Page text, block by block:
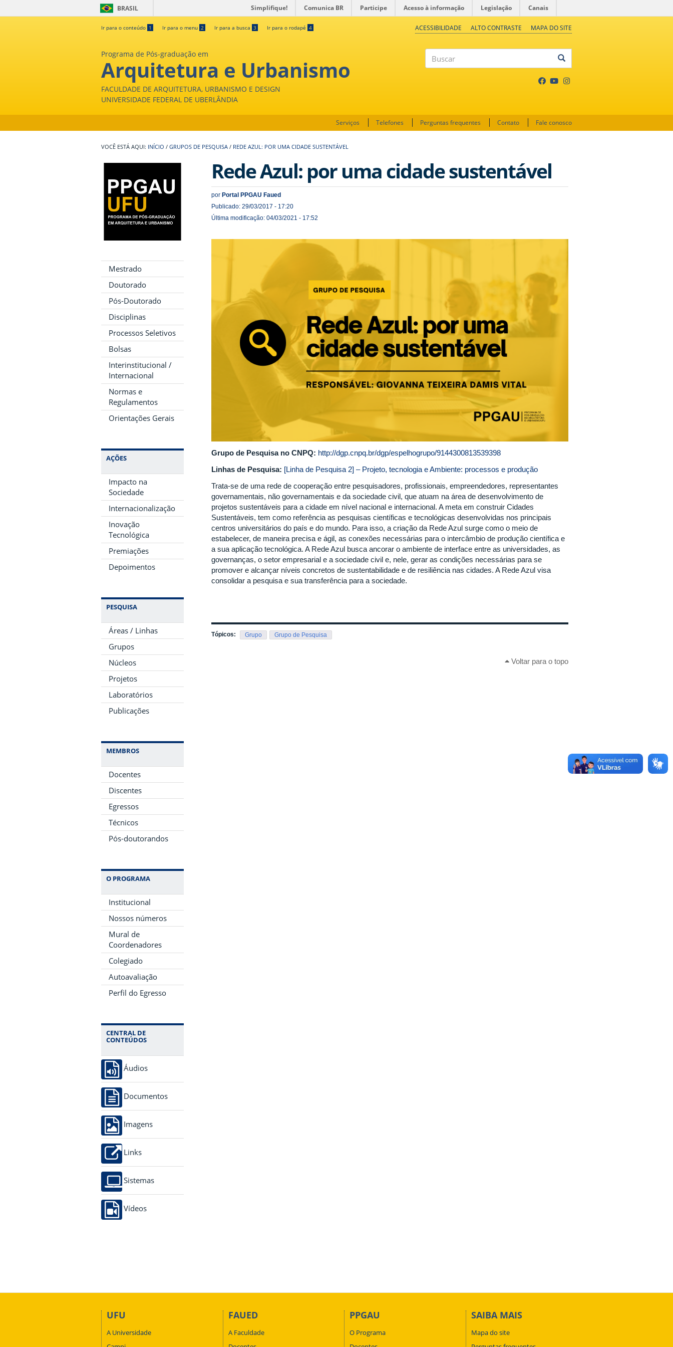
BRASIL Simplifique! Comunica BR Participe Acesso à informação Legislação Canais
Ir para o conteúdo 1 Ir para o menu 2 Ir para a busca 3 Ir para o rodapé 4 ACESSIBILIDADE ALTO CONTRASTE MAPA DO SITE
Programa de Pós-graduação em
Arquitetura e Urbanismo
FACULDADE DE ARQUITETURA, URBANISMO E DESIGN
UNIVERSIDADE FEDERAL DE UBERLÂNDIA
Serviços Telefones Perguntas frequentes Contato Fale conosco
INÍCIO / GRUPOS DE PESQUISA / REDE AZUL: POR UMA CIDADE SUSTENTÁVEL
Mestrado
Doutorado
Pós-Doutorado
Disciplinas
Processos Seletivos
Bolsas
Interinstitucional /
Internacional
Normas e
Regulamentos
Orientações Gerais
AÇÕES
Impacto na
Sociedade
Internacionalização
Inovação
Tecnológica
Premiações
Depoimentos
PESQUISA
Áreas / Linhas
Grupos
Núcleos
Projetos
Laboratórios
Publicações
MEMBROS
Docentes
Discentes
Egressos
Técnicos
Pós-doutorandos
O PROGRAMA
Institucional
Nossos números
Mural de
Coordenadores
Colegiado
Autoavaliação
Perfil do Egresso
CENTRAL DE
CONTEÚDOS
Áudios
Documentos
Imagens
Links
Sistemas
Vídeos
Rede Azul: por uma cidade sustentável
por Portal PPGAU Faued
Publicado: 29/03/2017 - 17:20
Última modificação: 04/03/2021 - 17:52
Grupo de Pesquisa no CNPQ: http://dgp.cnpq.br/dgp/espelhogrupo/9144300813539398
Linhas de Pesquisa: [Linha de Pesquisa 2] – Projeto, tecnologia e Ambiente: processos e produção
Trata-se de uma rede de cooperação entre pesquisadores, profissionais, empreendedores, representantes
governamentais, não governamentais e da sociedade civil, que atuam na área de desenvolvimento de
projetos sustentáveis para a cidade em nível nacional e internacional. A meta em construir Cidades
Sustentáveis, tem como referência as pesquisas científicas e tecnológicas desenvolvidas nos principais
centros universitários do país e do mundo. Para isso, a criação da Rede Azul surge como o meio de
estabelecer, de maneira precisa e ágil, as conexões necessárias para o intercâmbio de produção científica e
a sua aplicação tecnológica. A Rede Azul busca ancorar o ambiente de interface entre as universidades, as
governanças, o setor empresarial e a sociedade civil e, nele, gerar as condições necessárias para se
promover e alcançar níveis concretos de sustentabilidade e de resiliência nas cidades. A Rede Azul visa
consolidar a pesquisa e sua transferência para a sociedade.
Tópicos: Grupo Grupo de Pesquisa
Voltar para o topo
UFU
A Universidade
FAUED
A Faculdade
PPGAU
O Programa
SAIBA MAIS
Mapa do site